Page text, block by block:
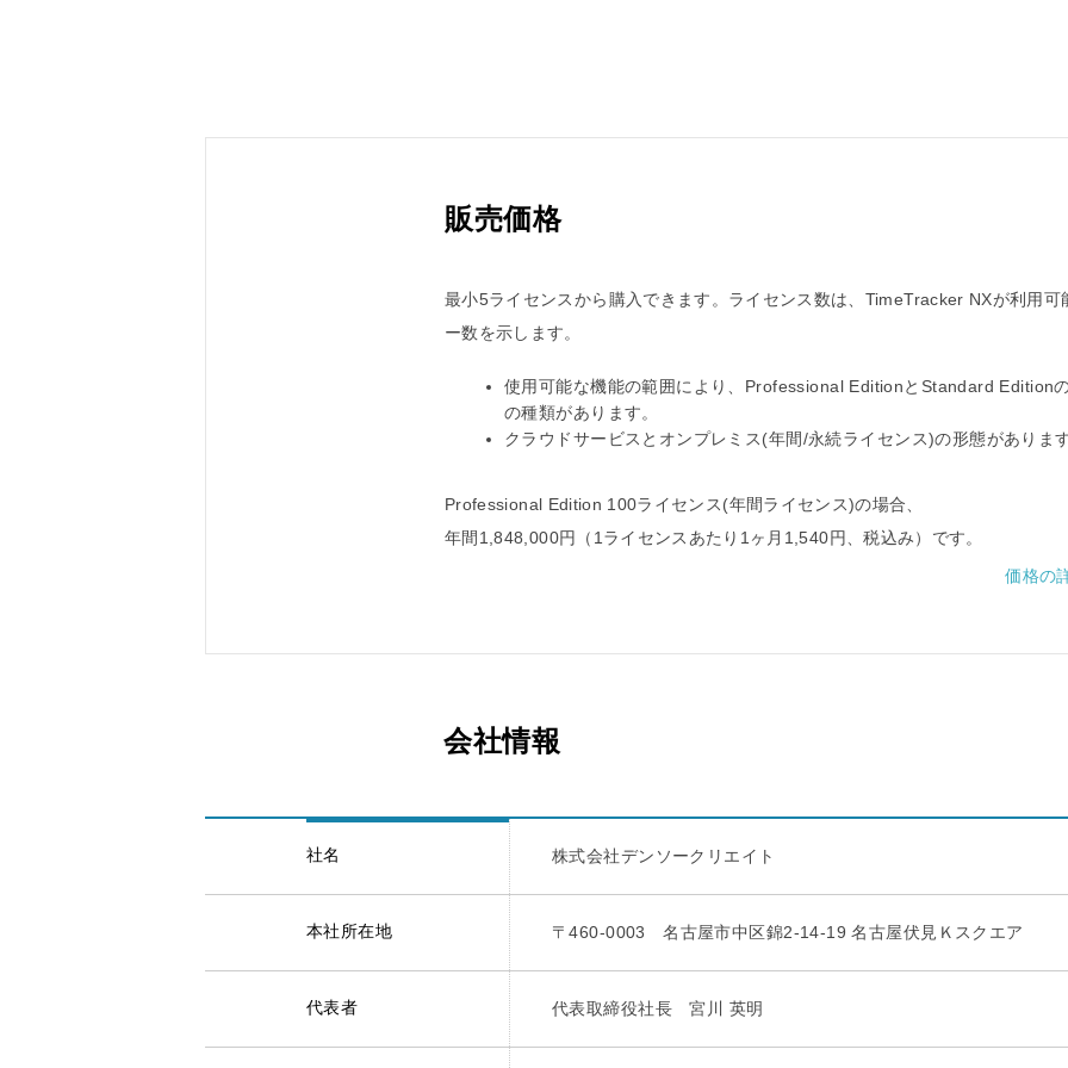
販売価格
最小5ライセンスから購入できます。ライセンス数は、TimeTracker NXが利用可
ー数を示します。
使用可能な機能の範囲により、Professional EditionとStandard Edition
の種類があります。
クラウドサービスとオンプレミス(年間/永続ライセンス)の形態があります
Professional Edition 100ライセンス(年間ライセンス)の場合、
年間1,848,000円（1ライセンスあたり1ヶ月1,540円、税込み）です。
価格の
会社情報
社名 株式会社デンソークリエイト
本社所在地 〒460-0003 名古屋市中区錦2-14-19 名古屋伏見Ｋスクエア
代表者 代表取締役社長 宮川 英明